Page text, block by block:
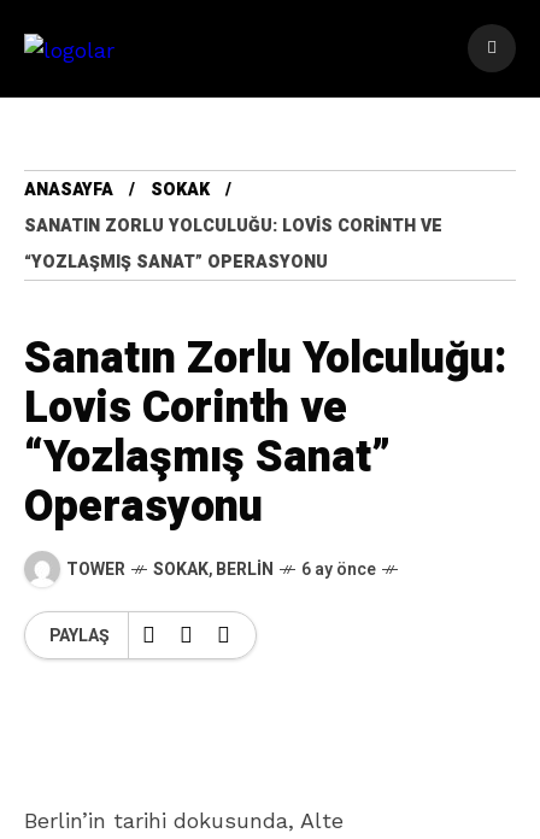
ANASAYFA
SOKAK
SANATIN ZORLU YOLCULUĞU: LOVIS CORINTH VE
“YOZLAŞMIŞ SANAT” OPERASYONU
Sanatın Zorlu Yolculuğu:
Lovis Corinth ve
“Yozlaşmış Sanat”
Operasyonu
TOWER SOKAK,BERLIN 6 ay önce
PAYLAŞ
Berlin’in tarihi dokusunda, Alte